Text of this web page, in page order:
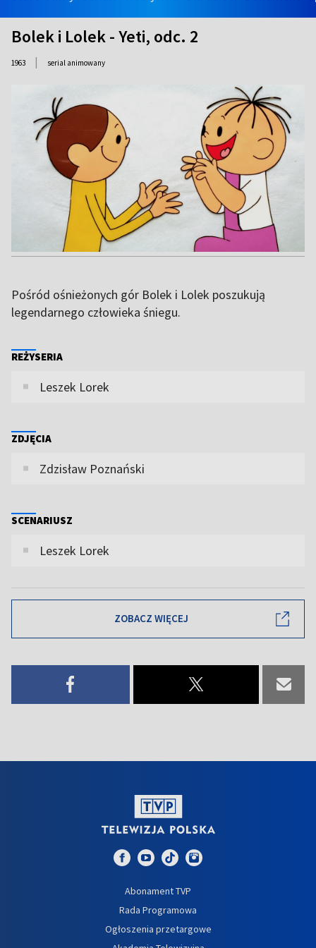
Bolek i Lolek - Yeti, odc. 2
1963 | serial animowany
Pośród ośnieżonych gór Bolek i Lolek poszukują
legendarnego człowieka śniegu.
REŻYSERIA
Leszek Lorek
ZDJĘCIA
Zdzisław Poznański
SCENARIUSZ
Leszek Lorek
ZOBACZ WIĘCEJ
Abonament TVP
Rada Programowa
Ogłoszenia przetargowe